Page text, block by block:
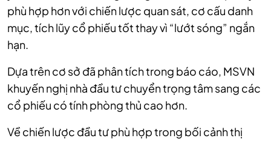
phù hợp hơn với chiến lược quan sát, cơ cấu danh
mục, tích lũy cổ phiếu tốt thay vì “lướt sóng” ngắn
hạn.
Dựa trên cơ sở đã phân tích trong báo cáo, MSVN
khuyến nghị nhà đầu tư chuyển trọng tâm sang các
cổ phiếu có tính phòng thủ cao hơn.
Về chiến lược đầu tư phù hợp trong bối cảnh thị